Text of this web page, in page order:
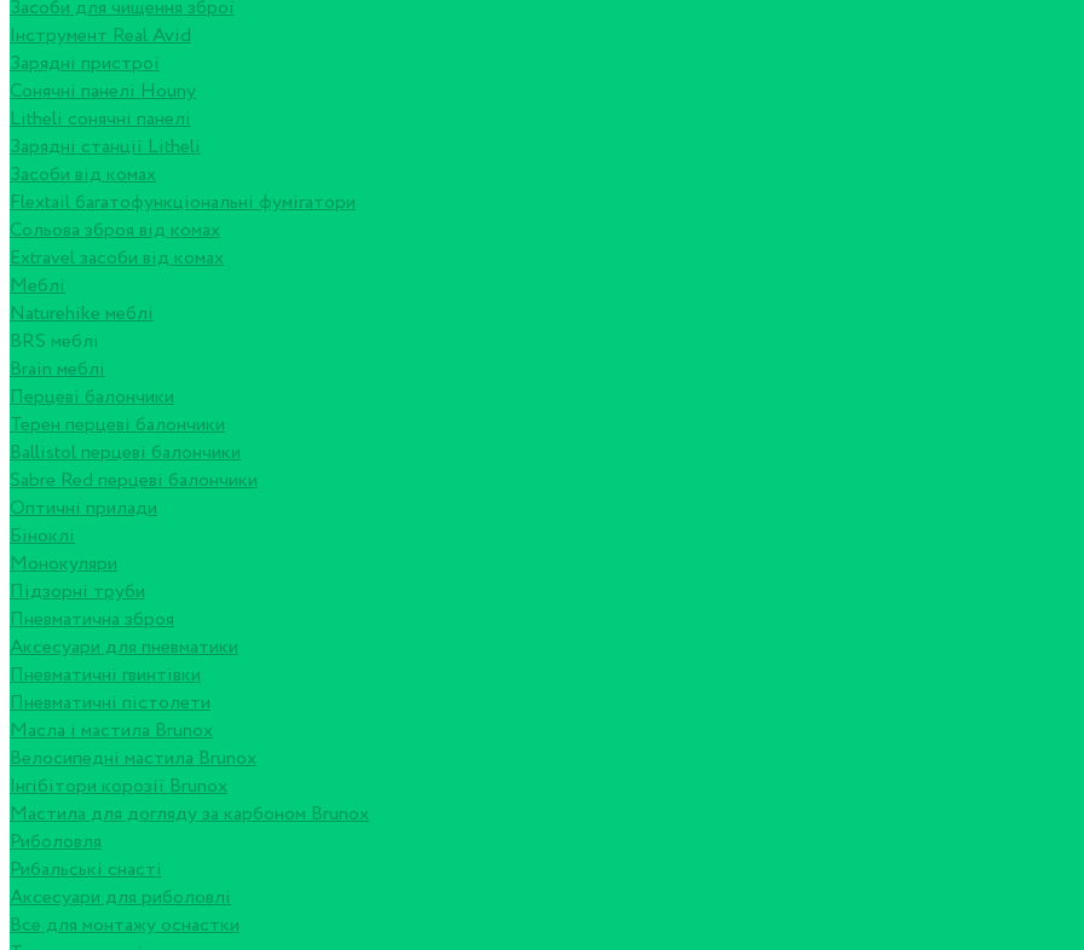
Засоби для чищення зброї
Інструмент Real Avid
Зарядні пристрої
Сонячні панелі Houny
Litheli сонячні панелі
Зарядні станції Litheli
Засоби від комах
Flextail багатофункціональні фумігатори
Сольова зброя від комах
Extravel засоби від комах
Меблі
Naturehike меблі
BRS меблі
Brain меблі
Перцеві балончики
Терен перцеві балончики
Ballistol перцеві балончики
Sabre Red перцеві балончики
Оптичні прилади
Біноклі
Монокуляри
Підзорні труби
Пневматична зброя
Аксесуари для пневматики
Пневматичні гвинтівки
Пневматичні пістолети
Масла і мастила Brunox
Велосипедні мастила Brunox
Інгібітори корозії Brunox
Мастила для догляду за карбоном Brunox
Риболовля
Рибальські снасті
Аксесуари для риболовлі
Все для монтажу оснастки